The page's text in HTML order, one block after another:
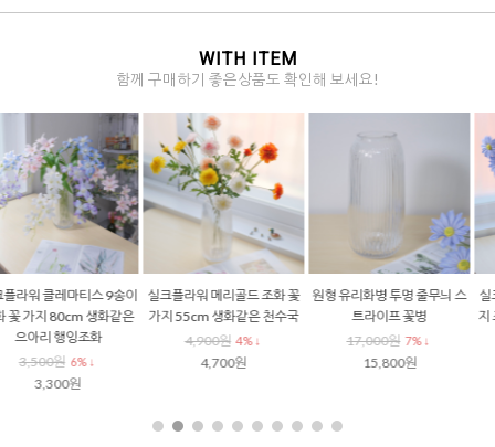
WITH ITEM
함께 구매하기 좋은상품도 확인해 보세요!
실크플라워 마가렛 가든 데이
지 조화 꽃 가지 62cm 생화같
은 들꽃조화
4,900원
4,700원
실크플라워 온시디움 조화가
지 85cm 생화같은 조화꽃 댄
싱오키드 장식
3,400원
실크플라워 안개꽃조화 가지 6
5cm 파스텔 생화같은 조화꽃
3,900원 10% ↓
3,500원